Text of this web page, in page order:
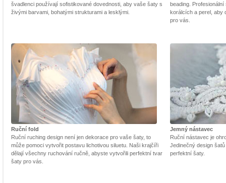
švadlenci používají sofistikované dovednosti, aby vaše šaty s
živými barvami, bohatými strukturami a lesklými.
beading.
korálcích a perel, aby
pro vás.
Ruční fold
Ruční ruching design není jen dekorace pro vaše šaty, to
může pomoci vytvořit postavu lichotivou siluetu. Naši krajčíři
dělají všechny ruchování ručně, abyste vytvořili perfektní tvar
šaty pro vás.
Jemný nástavec
Ruční nástavec je
Jedinečný design
perfektní šaty.